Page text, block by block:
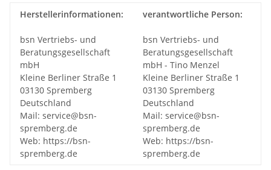
Herstellerinformationen:
bsn Vertriebs- und
Beratungsgesellschaft
mbH
Kleine Berliner Straße 1
03130 Spremberg
Deutschland
Mail: service@bsn-
spremberg.de
Web: https://bsn-
spremberg.de
verantwortliche Person:
bsn Vertriebs- und
Beratungsgesellschaft
mbH - Tino Menzel
Kleine Berliner Straße 1
03130 Spremberg
Deutschland
Mail: service@bsn-
spremberg.de
Web: https://bsn-
spremberg.de